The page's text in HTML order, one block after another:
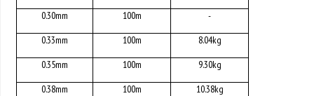
0.30mm
100m
-
0.33mm
100m
8.04kg
0.35mm
100m
9.30kg
0.38mm
100m
10.38kg